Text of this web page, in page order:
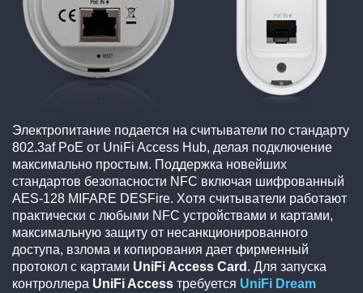
Электропитание подается на считыватели по стандарту
802.3af PoE от UniFi Access Hub, делая подключение
максимально простым. Поддержка новейших
стандартов безопасности NFC включая шифрованный
AES-128 MIFARE DESFire. Хотя считыватели работают
практически с любыми NFC устройствами и картами,
максимальную защиту от несанкционированного
доступа, взлома и копирования дает фирменный
протокол с картами UniFi Access Card . Для запуска
контроллера UniFi Access требуется UniFi Dream